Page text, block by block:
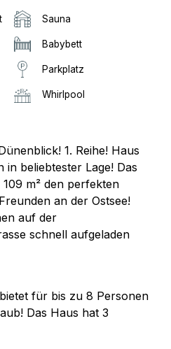
Sauna
Babybett
Parkplatz
Whirlpool
1. Reihe! Haus
in beliebtester Lage! Das
m² den perfekten
an der Ostsee!
auf der
schnell aufgeladen
für bis zu 8 Personen
Das Haus hat 3